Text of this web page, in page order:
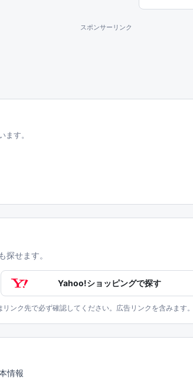
スポンサーリンク
す。
探せます。
Yahoo!ショッピングで探す
ンク先で必ず確認してください。広告リンクを含みます。
情報